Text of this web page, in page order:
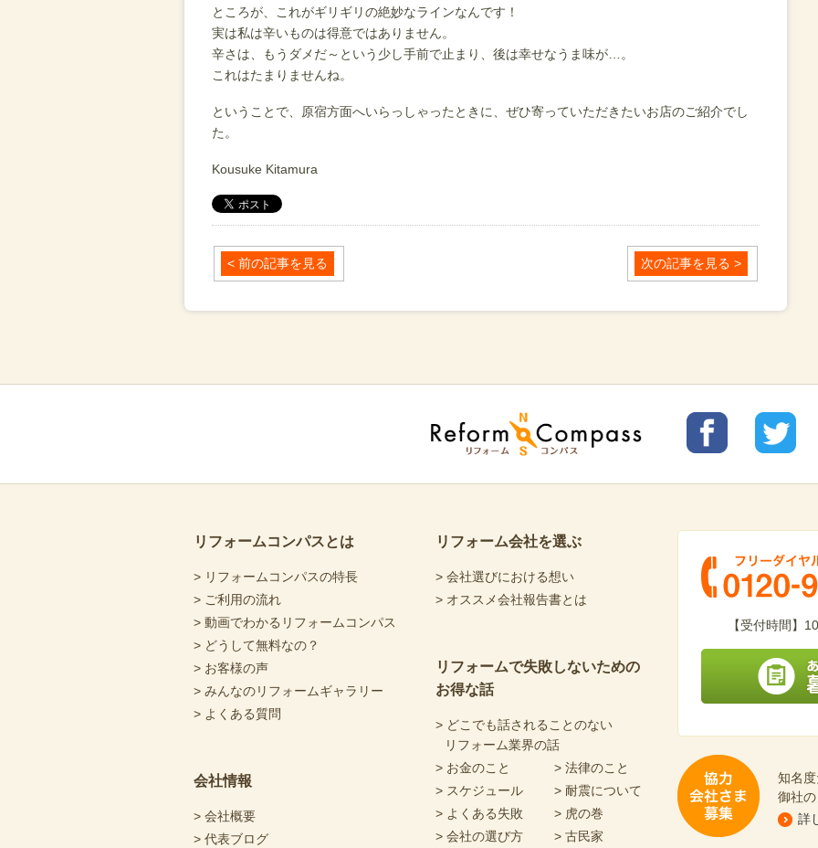
ところが、これがギリギリの絶妙なラインなんです！
実は私は辛いものは得意ではありません。
辛さは、もうダメだ～という少し手前で止まり、後は幸せなうま味が…。
これはたまりませんね。
ということで、原宿方面へいらっしゃったときに、ぜひ寄っていただきたいお店のご紹介でし
た。
Kousuke Kitamura
< 前の記事を見る 次の記事を見る >
ス
ームコ
ームコ
リフォームコンパスとは
> リフォームコンパスの特長
> ご利用の流れ
> 動画でわかるリフォームコンパス
> どうして無料なの？
> お客様の声
> みんなのリフォームギャラリー
> よくある質問
会社情報
> 会社概要
> 代表ブログ
リフォーム会社を選ぶ
> 会社選びにおける想い
> オススメ会社報告書とは
リフォームで失敗しないための
お得な話
> どこでも話されることのない
リフォーム業界の話
> お金のこと
> 法律のこと
> スケジュール
> 耐震について
> よくある失敗
> 虎の巻
> 会社の選び方
> 古民家
【受付時間】
知名
御社
詳